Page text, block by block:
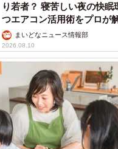
り若者？ 寝苦しい夜の快眠
つエアコン活用術をプロが
まいどなニュース情報部
2026.08.10